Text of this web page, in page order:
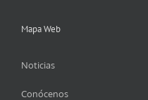
Mapa Web
Noticias
Conócenos